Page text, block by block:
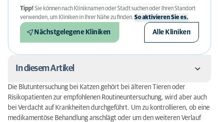
Tipp! Sie können nach Kliniknamen oder Stadt suchen oder Ihren Standort
verwenden, um Kliniken in Ihrer Nähe zu finden. So aktivieren Sie es.
Nächstgelegene Kliniken Alle Kliniken
In diesem Artikel
Wie läuft die Blutuntersuchung bei Katzen ab?
An welchen Körperstellen wird das Blut
Die Blutuntersuchung bei Katzen gehört bei älteren Tieren oder
Risikopatienten zur empfohlenen Routineuntersuchung, wird aber auch
bei Verdacht auf Krankheiten durchgeführt. Um zu kontrollieren, ob eine
medikamentöse Behandlung anschlägt oder um den weiteren Verlauf